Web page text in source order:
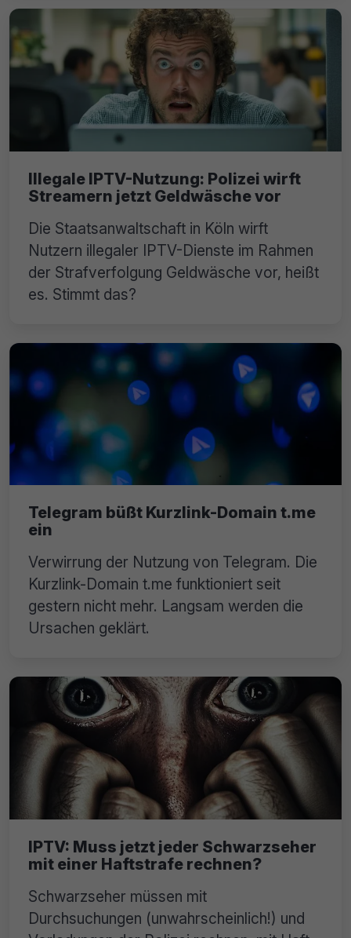
Illegale IPTV-Nutzung: Polizei wirft
Streamern jetzt Geldwäsche vor
Die Staatsanwaltschaft in Köln wirft
Nutzern illegaler IPTV-Dienste im Rahmen
der Strafverfolgung Geldwäsche vor, heißt
es. Stimmt das?
Telegram büßt Kurzlink-Domain t.me
ein
Verwirrung der Nutzung von Telegram. Die
Kurzlink-Domain t.me funktioniert seit
gestern nicht mehr. Langsam werden die
Ursachen geklärt.
IPTV: Muss jetzt jeder Schwarzseher
mit einer Haftstrafe rechnen?
Schwarzseher müssen mit
Durchsuchungen (unwahrscheinlich!) und